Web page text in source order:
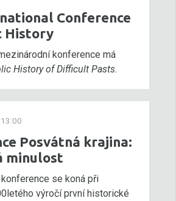
Conference
History
konference má
History of Difficult Pasts.
Posvátná krajina:
minulost
se koná při
výročí první historické